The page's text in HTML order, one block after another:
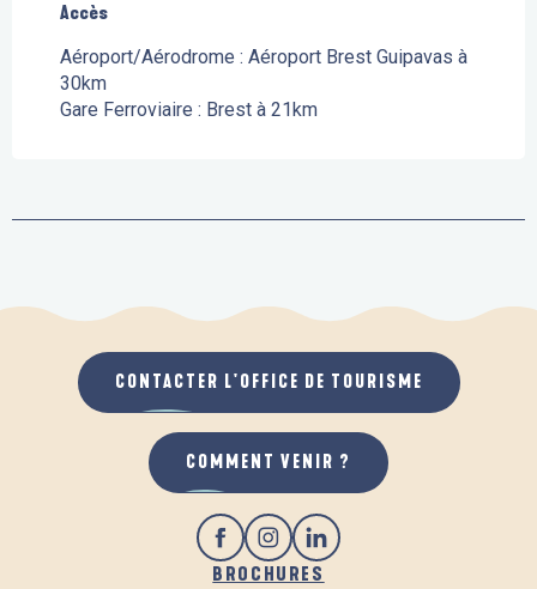
Accès
Accès
Aéroport/Aérodrome : Aéroport Brest Guipavas à
30km
Gare Ferroviaire : Brest à 21km
BROCHURES
CONTACTER L'OFFICE DE TOURISME
COMMENT VENIR ?